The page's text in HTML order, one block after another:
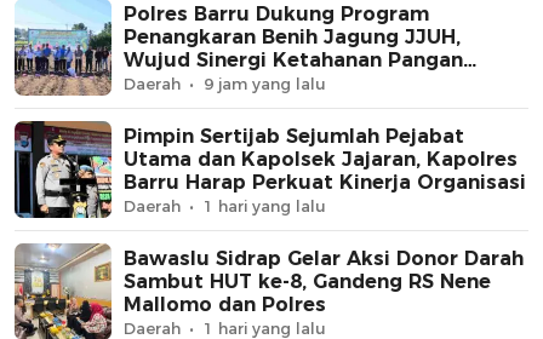
Polres Barru Dukung Program
Penangkaran Benih Jagung JJUH,
Wujud Sinergi Ketahanan Pangan
Nasional
Daerah 9 jam yang lalu
Pimpin Sertijab Sejumlah Pejabat
Utama dan Kapolsek Jajaran, Kapolres
Barru Harap Perkuat Kinerja Organisasi
Daerah 1 hari yang lalu
Bawaslu Sidrap Gelar Aksi Donor Darah
Sambut HUT ke-8, Gandeng RS Nene
Mallomo dan Polres
Daerah 1 hari yang lalu